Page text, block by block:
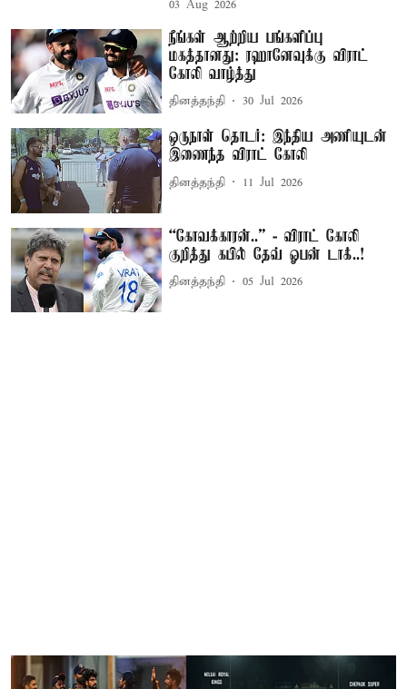
03 Aug 2026
நீங்கள் ஆற்றிய பங்களிப்பு
மகத்தானது: ரஹானேவுக்கு விராட்
கோலி வாழ்த்து
தினத்தந்தி 30 Jul 2026
ஒருநாள் தொடர்: இந்திய அணியுடன்
இணைந்த விராட் கோலி
தினத்தந்தி 11 Jul 2026
“கோவக்காரன்..” - விராட் கோலி
குறித்து கபில் தேவ் ஓபன் டாக்..!
தினத்தந்தி 05 Jul 2026